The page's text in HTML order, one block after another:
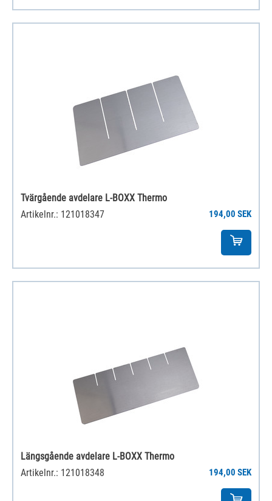
Tvärgående avdelare L-BOXX Thermo
Artikelnr.: 121018347
194,00 SEK
Längsgående avdelare L-BOXX Thermo
Artikelnr.: 121018348
194,00 SEK